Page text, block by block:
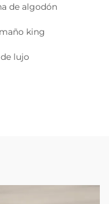
de algodón
king
lujo